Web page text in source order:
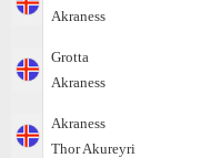
Akraness
Grotta
Akraness
Akraness
Thor Akureyri